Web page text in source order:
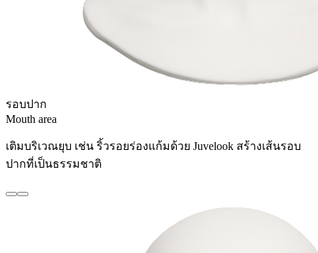
รอบปาก
Mouth area
เติมบริเวณยุบ เช่น ริ้วรอยร่องแก้มด้วย Juvelook สร้างเส้นรอบ
ปากที่เป็นธรรมชาติ